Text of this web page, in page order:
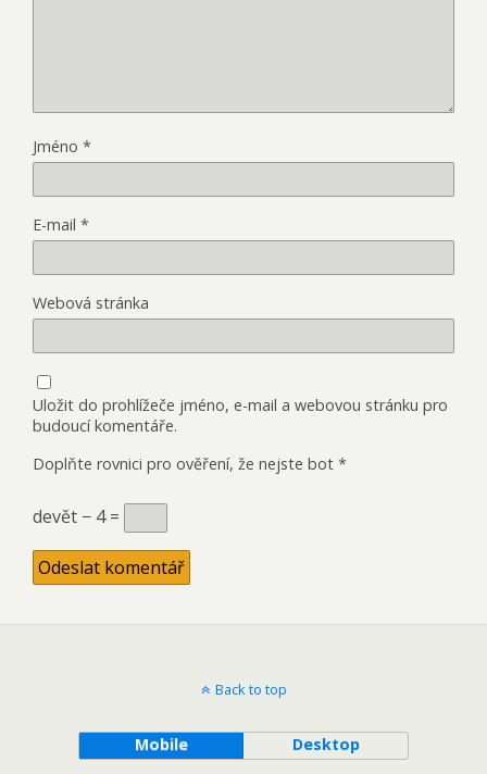
Jméno *
E-mail *
Webová stránka
Uložit do prohlížeče jméno, e-mail a webovou stránku pro
budoucí komentáře.
Doplňte rovnici pro ověření, že nejste bot *
devět − 4 =
Back to top
Mobile Desktop